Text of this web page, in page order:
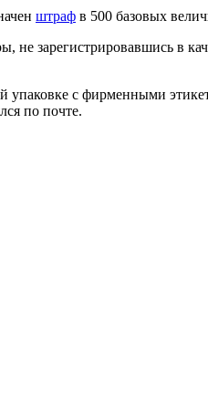
штраф в 500 базовых
не зарегистрировавшись в
упаковке с фирменными
по почте.